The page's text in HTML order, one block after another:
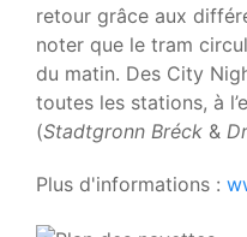
retour grâce aux
noter que le tram
du matin. Des City
toutes les stations, à
(Stadtgronn Bréck &
Plus d'informations :